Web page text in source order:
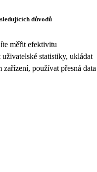
důvodů
měřit efektivitu
statistiky, ukládat
používat přesná data